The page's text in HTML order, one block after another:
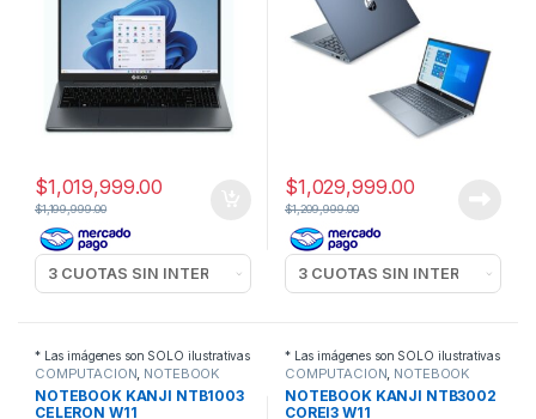
$1,019,999.00
$1,199,999.00
$1,029,999.00
$1,209,999.00
* Las imágenes son SOLO ilustrativas
COMPUTACION, NOTEBOOK
NOTEBOOK KANJI NTB1003
CELERON W11
* Las imágenes son SOLO ilustrativas
COMPUTACION, NOTEBOOK
NOTEBOOK KANJI NTB3002
COREI3 W11